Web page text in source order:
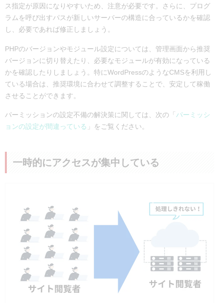
ス指定が原因になりやすいため、注意が必要です。さらに、プログ
ラムを呼び出すパスが新しいサーバーの構造に合っているかを確認
し、必要であれば修正しましょう。
PHPのバージョンやモジュール設定については、管理画面から推奨
バージョンに切り替えたり、必要なモジュールが有効になっている
かを確認したりしましょう。特にWordPressのようなCMSを利用し
ている場合は、推奨環境に合わせて調整することで、安定して稼働
させることができます。
パーミッションの設定不備の解決策に関しては、次の「 パーミッシ
ョンの設定が間違っている 」をご覧ください。
一時的にアクセスが集中している